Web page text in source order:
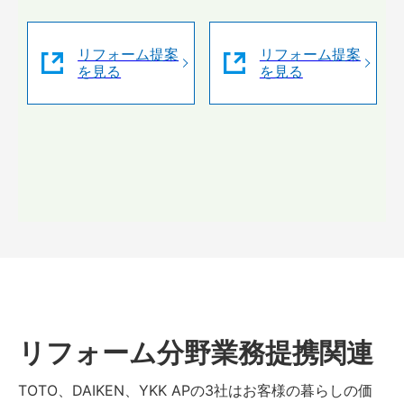
リフォーム提案
を見る
リフォーム提案
を見る
リフォーム分野業務提携関連
TOTO、DAIKEN、YKK APの3社はお客様の暮らしの価